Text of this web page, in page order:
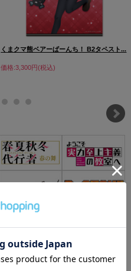
くまクマ熊ベアーぱーんち！ B2タペスト...
価格:3,300円(税込)